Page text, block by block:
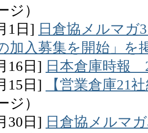
ジ）
1 日] 日倉協メルマガ
加入募集を開始」を
16 日] 日本倉庫時報
15 日]
【営業倉庫21
ジ）
30 日] 日倉協メルマ